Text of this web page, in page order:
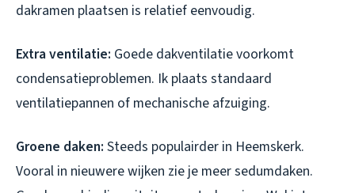
dakramen plaatsen is relatief eenvoudig.
Extra ventilatie: Goede dakventilatie voorkomt
condensatieproblemen. Ik plaats standaard
ventilatiepannen of mechanische afzuiging.
Groene daken: Steeds populairder in Heemskerk.
Vooral in nieuwere wijken zie je meer sedumdaken.